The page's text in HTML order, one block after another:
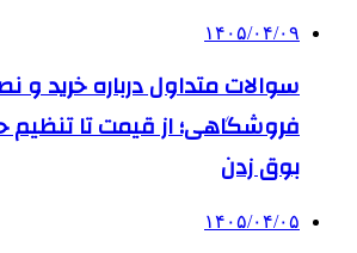
۱۴۰۵/۰۴/۰۹
سوالات متداول درباره خرید
فروشگاهی؛ از قیمت تا
بوق زدن
۱۴۰۵/۰۴/۰۵